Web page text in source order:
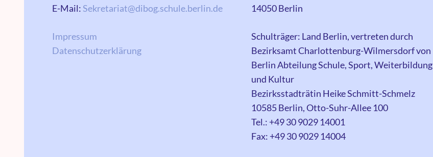
E-Mail: Sekretariat@dibog.schule.berlin.de
Impressum
Datenschutzerklärung
14050 Berlin
Schulträger: Land Berlin, vertreten durch
Bezirksamt Charlottenburg-Wilmersdorf von
Berlin Abteilung Schule, Sport, Weiterbildung
und Kultur
Bezirksstadträtin Heike Schmitt-Schmelz
10585 Berlin, Otto-Suhr-Allee 100
Tel.: +49 30 9029 14001
Fax: +49 30 9029 14004